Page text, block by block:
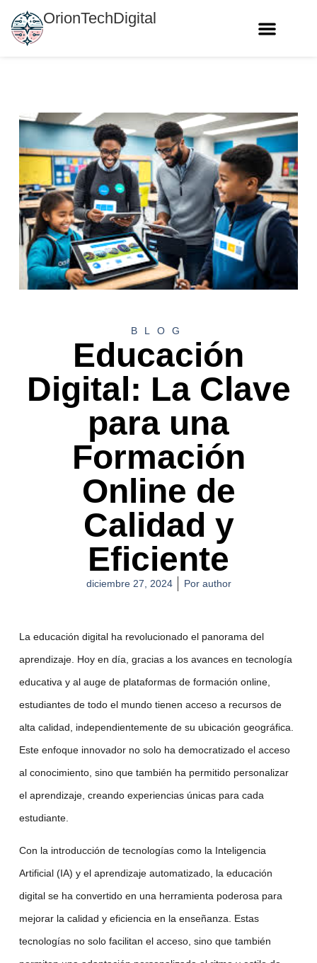
OrionTechDigital
BLOG
Educación
Digital: La Clave
para una
Formación
Online de
Calidad y
Eficiente
diciembre 27, 2024 Porauthor
La educación digital ha revolucionado el panorama del
aprendizaje. Hoy en día, gracias a los avances en tecnología
educativa y al auge de plataformas de formación online,
estudiantes de todo el mundo tienen acceso a recursos de
alta calidad, independientemente de su ubicación geográfica.
Este enfoque innovador no solo ha democratizado el acceso
al conocimiento, sino que también ha permitido personalizar
el aprendizaje, creando experiencias únicas para cada
estudiante.
Con la introducción de tecnologías como la Inteligencia
Artificial (IA) y el aprendizaje automatizado, la educación
digitalse ha convertido en una herramienta poderosa para
mejorar la calidad y eficiencia en la enseñanza. Estas
tecnologías no solo facilitan el acceso, sino que también